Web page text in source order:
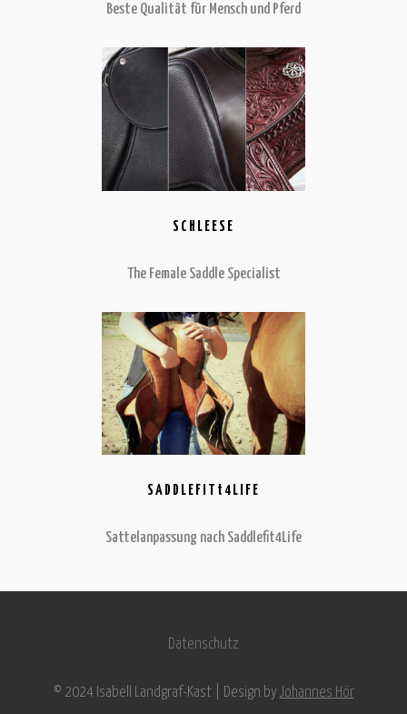
Beste Qualität für Mensch und Pferd
SCHLEESE
The Female Saddle Specialist
SADDLEFITt4LIFE
Sattelanpassung nach Saddlefit4Life
Datenschutz
© 2024 Isabell Landgraf-Kast | Design by Johannes Hör